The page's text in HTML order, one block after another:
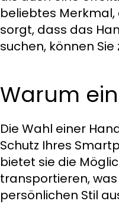
beliebtes
sorgt, dass das
suchen, können
Warum
Die Wahl einer
Schutz Ihres
bietet sie die
transportieren,
persönlichen Stil